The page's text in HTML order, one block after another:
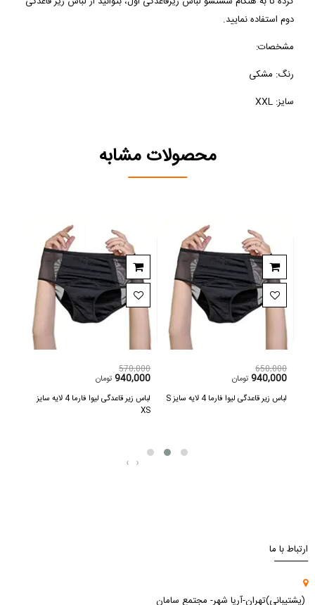
دوم استفاده نمایید.
مشخصات:
رنگ: مشکی
سایز: XXL
محصولات مشابه
570,000
940,000 تومان
لباس زیر قاعدگی لیوا فارما 4 لایه سایز
XS
650,000
940,000 تومان
لباس زیر قاعدگی لیوا فارما 4 لایه سایز S
‹ ›
ارتباط با ما
(پشتیبانی)تهران-آریا شهر- مجتمع سامان